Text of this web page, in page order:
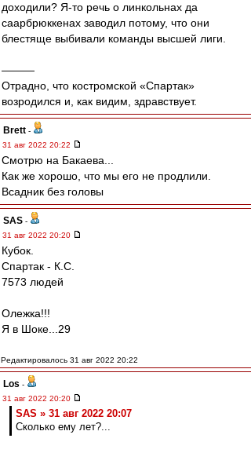
доходили? Я-то речь о линкольнах да
саарбрюккенах заводил потому, что они
блестяще выбивали команды высшей лиги.
———
Отрадно, что костромской «Спартак»
возродился и, как видим, здравствует.
Brett -
31 авг 2022 20:22
Смотрю на Бакаева...
Как же хорошо, что мы его не продлили.
Всадник без головы
SAS -
31 авг 2022 20:20
Кубок.
Спартак - К.С.
7573 людей
Олежка!!!
Я в Шоке...29
Редактировалось 31 авг 2022 20:22
Los -
31 авг 2022 20:20
SAS » 31 авг 2022 20:07
Сколько ему лет?...